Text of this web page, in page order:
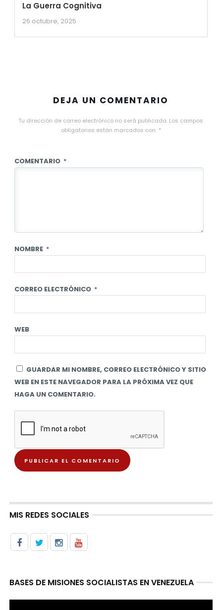
La Guerra Cognitiva
26 octubre, 2025
DEJA UN COMENTARIO
Tu dirección de correo electrónico no será publicada. Los campos
obligatorios están marcados con *
COMENTARIO *
NOMBRE *
CORREO ELECTRÓNICO *
WEB
GUARDAR MI NOMBRE, CORREO ELECTRÓNICO Y SITIO
WEB EN ESTE NAVEGADOR PARA LA PRÓXIMA VEZ QUE
HAGA UN COMENTARIO.
MIS REDES SOCIALES
BASES DE MISIONES SOCIALISTAS EN VENEZUELA